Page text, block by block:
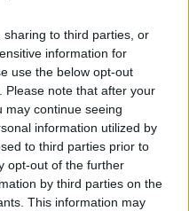
to third parties, or
information for
use the below opt-out
Please note that after your
may continue seeing
information utilized by
to third parties prior to
opt-out of the further
by third parties on the
This information may
r.: dviejų moterų ir